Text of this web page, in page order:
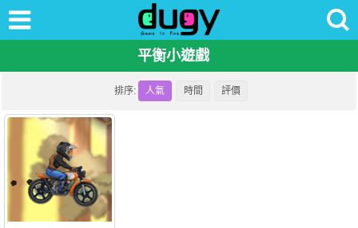
平衡小遊戲
排序: 人氣 時間 評價